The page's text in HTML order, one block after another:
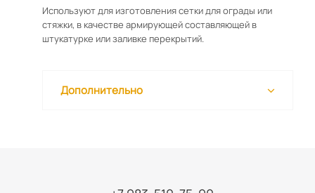
Используют для изготовления сетки для ограды или
стяжки, в качестве армирующей составляющей в
штукатурке или заливке перекрытий.
Дополнительно